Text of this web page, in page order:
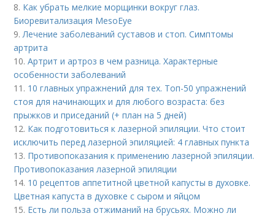
8. Как убрать мелкие морщинки вокруг глаз.
Биоревитализация MesoEye
9.Лечение заболеваний суставов и стоп. Симптомы
артрита
10.Артрит и артроз в чем разница. Характерные
особенности заболеваний
11. 10 главных упражнений для тех. Топ-50 упражнений
стоя для начинающих и для любого возраста: без
прыжков и приседаний (+ план на 5 дней)
12. Как подготовиться к лазерной эпиляции. Что стоит
исключить перед лазерной эпиляцией: 4 главных пункта
13. Противопоказания к применению лазерной эпиляции.
Противопоказания лазерной эпиляции
14. 10 рецептов аппетитной цветной капусты в духовке.
Цветная капуста в духовке с сыром и яйцом
15. Есть ли польза отжиманий на брусьях. Можно ли